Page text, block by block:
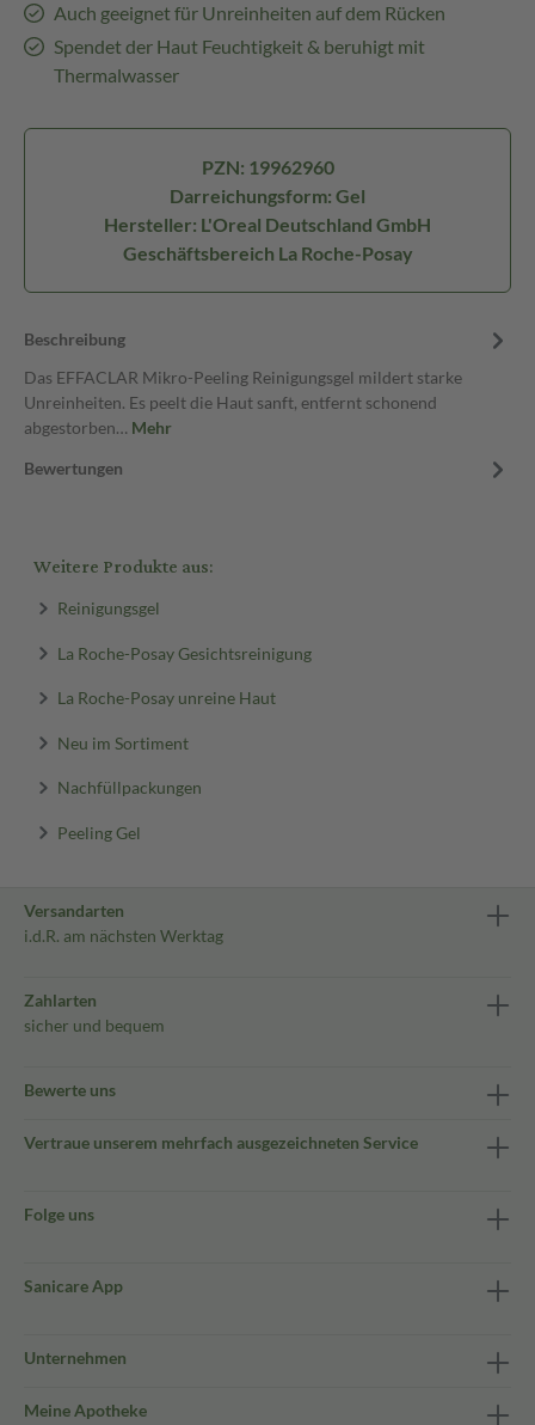
Auch geeignet für Unreinheiten auf dem Rücken
Spendet der Haut Feuchtigkeit & beruhigt mit
Thermalwasser
PZN: 19962960
Darreichungsform: Gel
Hersteller: L'Oreal Deutschland GmbH
Geschäftsbereich La Roche-Posay
Beschreibung
Das EFFACLAR Mikro-Peeling Reinigungsgel mildert starke
Unreinheiten. Es peelt die Haut sanft, entfernt schonend
abgestorben… Mehr
Bewertungen
Weitere Produkte aus:
Reinigungsgel
La Roche-Posay Gesichtsreinigung
La Roche-Posay unreine Haut
Neu im Sortiment
Nachfüllpackungen
Peeling Gel
Versandarten
i.d.R. am nächsten Werktag
Zahlarten
sicher und bequem
Bewerte uns
Vertraue unserem mehrfach ausgezeichneten Service
Folge uns
Sanicare App
Unternehmen
Meine Apotheke